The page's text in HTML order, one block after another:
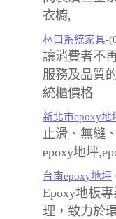
衣櫥,
林口系統家具-
讓消費者不
服務及品質
統櫃價格
新北市epoxy地
止滑、無縫
epoxy地坪
台南epoxy地坪
Epoxy地板
理，致力於